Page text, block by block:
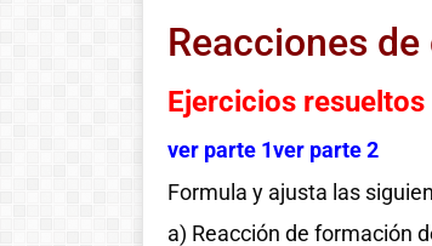
Reacciones
Ejercicios resueltos
ver parte 1ver parte 2
Formula y ajusta las
a) Reacción de formación